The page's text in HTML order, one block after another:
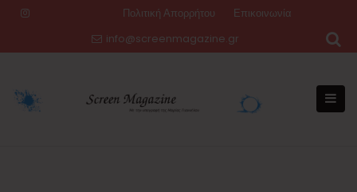
Πολιτική Απορρήτου
Επικοινωνία
info@screenmagazine.gr